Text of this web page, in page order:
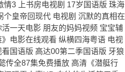
情3 上书房电视剧 17岁国语版 珠海
个皇帝回现代 电视剧 沉默的真相在
一天电影 朋友的妈妈视频 宝宝辅
电影在线观看 纵横四海粤语 电视
国语版 高达00第二季国语版 牙狼
传全87集免费播放 高清《潜艇行